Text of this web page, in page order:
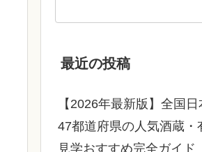
最近の投稿
【2026年最新版】全国日
47都道府県の人気酒蔵・
見学おすすめ完全ガイド